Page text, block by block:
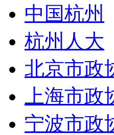
中国杭州
杭州人大
北京市政
上海市政
宁波市政